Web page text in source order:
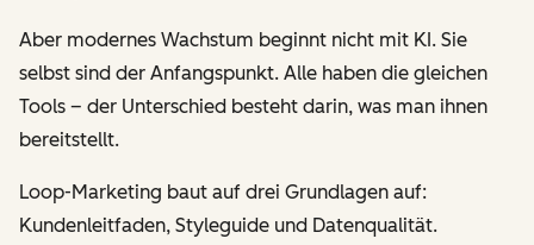
Aber modernes Wachstum beginnt nicht mit KI. Sie
selbst sind der Anfangspunkt. Alle haben die gleichen
Tools – der Unterschied besteht darin, was man ihnen
bereitstellt.
Loop-Marketing baut auf drei Grundlagen auf:
Kundenleitfaden, Styleguide und Datenqualität.